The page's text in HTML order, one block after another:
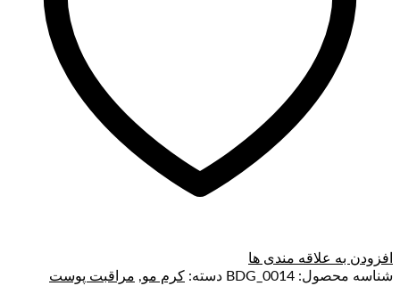
افزودن به علاقه مندی ها
شناسه محصول: BDG_0014 دسته: کرم مو, مراقبت پوست